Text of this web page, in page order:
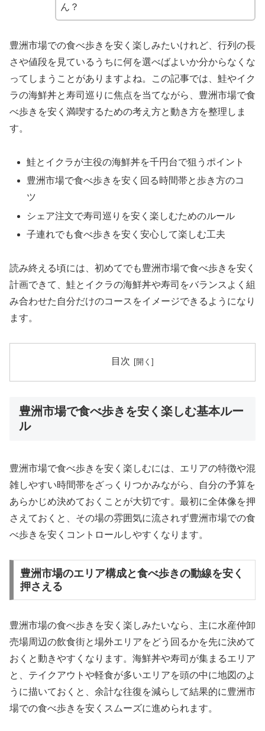
ん？
豊洲市場での食べ歩きを安く楽しみたいけれど、行列の長
さや値段を見ているうちに何を選べばよいか分からなくな
ってしまうことがありますよね。この記事では、鮭やイク
ラの海鮮丼と寿司巡りに焦点を当てながら、豊洲市場で食
べ歩きを安く満喫するための考え方と動き方を整理しま
す。
鮭とイクラが主役の海鮮丼を千円台で狙うポイント
豊洲市場で食べ歩きを安く回る時間帯と歩き方のコ
ツ
シェア注文で寿司巡りを安く楽しむためのルール
子連れでも食べ歩きを安く安心して楽しむ工夫
読み終える頃には、初めてでも豊洲市場で食べ歩きを安く
計画できて、鮭とイクラの海鮮丼や寿司をバランスよく組
み合わせた自分だけのコースをイメージできるようになり
ます。
目次
豊洲市場で食べ歩きを安く楽しむ基本ルー
ル
豊洲市場で食べ歩きを安く楽しむには、エリアの特徴や混
雑しやすい時間帯をざっくりつかみながら、自分の予算を
あらかじめ決めておくことが大切です。最初に全体像を押
さえておくと、その場の雰囲気に流されず豊洲市場での食
べ歩きを安くコントロールしやすくなります。
豊洲市場のエリア構成と食べ歩きの動線を安く
押さえる
豊洲市場の食べ歩きを安く楽しみたいなら、主に水産仲卸
売場周辺の飲食街と場外エリアをどう回るかを先に決めて
おくと動きやすくなります。海鮮丼や寿司が集まるエリア
と、テイクアウトや軽食が多いエリアを頭の中に地図のよ
うに描いておくと、余計な往復を減らして結果的に豊洲市
場での食べ歩きを安くスムーズに進められます。